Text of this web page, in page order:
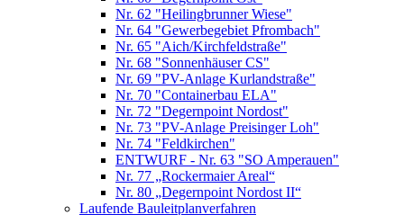
Nr. 62 "Heilingbrunner Wiese"
Nr. 64 "Gewerbegebiet Pfrombach"
Nr. 65 "Aich/Kirchfeldstraße"
Nr. 68 "Sonnenhäuser CS"
Nr. 69 "PV-Anlage Kurlandstraße"
Nr. 70 "Containerbau ELA"
Nr. 72 "Degernpoint Nordost"
Nr. 73 "PV-Anlage Preisinger Loh"
Nr. 74 "Feldkirchen"
ENTWURF - Nr. 63 "SO Amperauen"
Nr. 77 „Rockermaier Areal“
Nr. 80 „Degernpoint Nordost II“
Laufende Bauleitplanverfahren